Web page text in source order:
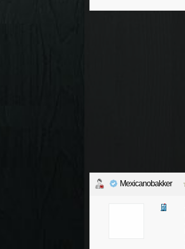
Mexicanobakker